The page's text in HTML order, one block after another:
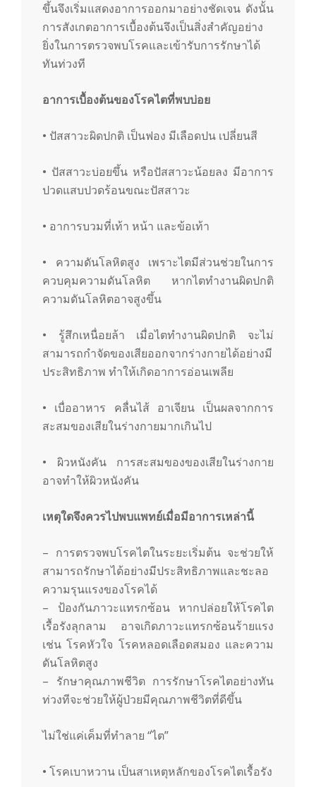
ขึ้นจึงเริ่มแสดงอาการออกมาอย่างชัดเจน ดังนั้น
การสังเกตอาการเบื้องต้นจึงเป็นสิ่งสำคัญอย่าง
ยิ่งในการตรวจพบโรคและเข้ารับการรักษาได้
ทันท่วงที
อาการเบื้องต้นของโรคไตที่พบบ่อย
• ปัสสาวะผิดปกติ เป็นฟอง มีเลือดปน เปลี่ยนสี
• ปัสสาวะบ่อยขึ้น หรือปัสสาวะน้อยลง มีอาการ
ปวดแสบปวดร้อนขณะปัสสาวะ
• อาการบวมที่เท้า หน้า และข้อเท้า
• ความดันโลหิตสูง เพราะไตมีส่วนช่วยในการ
ควบคุมความดันโลหิต หากไตทำงานผิดปกติ
ความดันโลหิตอาจสูงขึ้น
• รู้สึกเหนื่อยล้า เมื่อไตทำงานผิดปกติ จะไม่
สามารถกำจัดของเสียออกจากร่างกายได้อย่างมี
ประสิทธิภาพ ทำให้เกิดอาการอ่อนเพลีย
• เบื่ออาหาร คลื่นไส้ อาเจียน เป็นผลจากการ
สะสมของเสียในร่างกายมากเกินไป
• ผิวหนังคัน การสะสมของของเสียในร่างกาย
อาจทำให้ผิวหนังคัน
เหตุใดจึงควรไปพบแพทย์เมื่อมีอาการเหล่านี้
– การตรวจพบโรคไตในระยะเริ่มต้น จะช่วยให้
สามารถรักษาได้อย่างมีประสิทธิภาพและชะลอ
ความรุนแรงของโรคได้
– ป้องกันภาวะแทรกซ้อน หากปล่อยให้โรคไต
เรื้อรังลุกลาม อาจเกิดภาวะแทรกซ้อนร้ายแรง
เช่น โรคหัวใจ โรคหลอดเลือดสมอง และความ
ดันโลหิตสูง
– รักษาคุณภาพชีวิต การรักษาโรคไตอย่างทัน
ท่วงทีจะช่วยให้ผู้ป่วยมีคุณภาพชีวิตที่ดีขึ้น
ไม่ใช่แค่เค็มที่ทำลาย “ไต”
• โรคเบาหวาน เป็นสาเหตุหลักของโรคไตเรื้อรัง